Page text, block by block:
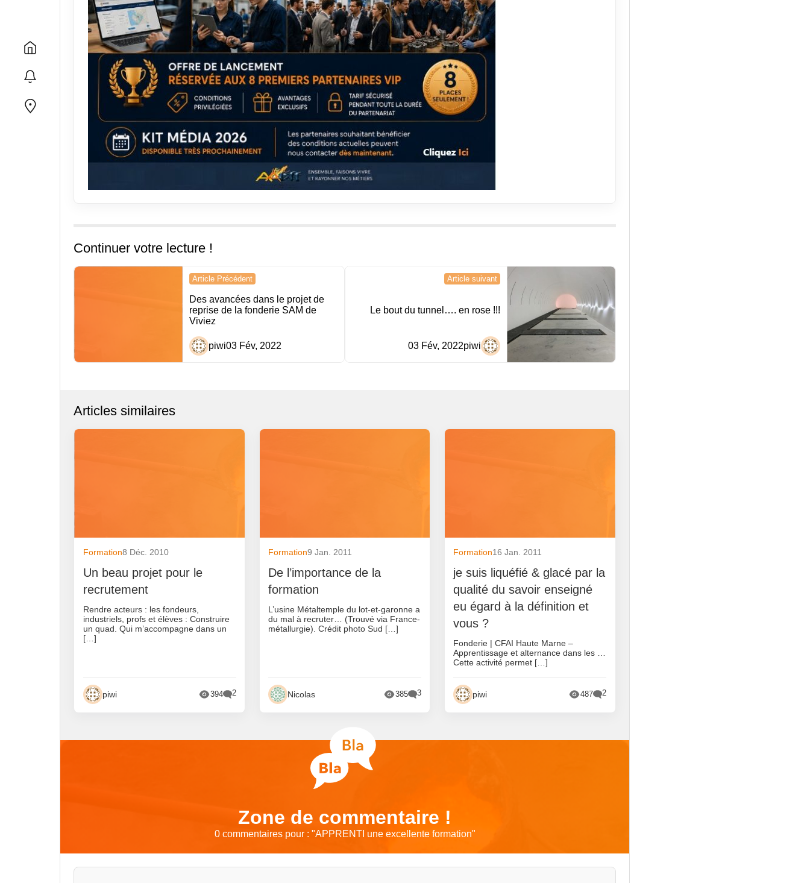
Continuer votre lecture !
Navigation
de
Article Précédent
Des avancées dans le projet de
reprise de la fonderie SAM de
Viviez
piwi03 Fév, 2022
Article suivant
Le bout du tunnel…. en rose !!!
piwi
03 Fév, 2022
Articles similaires
Formation8 Déc. 2010
Un beau projet pour le
recrutement
Rendre acteurs : les fondeurs,
industriels, profs et élèves : Construire
un quad. Qui m’accompagne dans un
[…]
piwi 394 2
Formation9 Jan. 2011
De l’importance de la
formation
L’usine Métaltemple du lot-et-garonne a
du mal à recruter… (Trouvé via France-
métallurgie). Crédit photo Sud […]
Nicolas 385 3
Formation16 Jan. 2011
je suis liquéfié & glacé par la
qualité du savoir enseigné
eu égard à la définition et
vous ?
Fonderie | CFAI Haute Marne –
Apprentissage et alternance dans les …
Cette activité permet […]
piwi 487 2
Zone de commentaire !
0 commentaires pour : "APPRENTI une excellente formation"